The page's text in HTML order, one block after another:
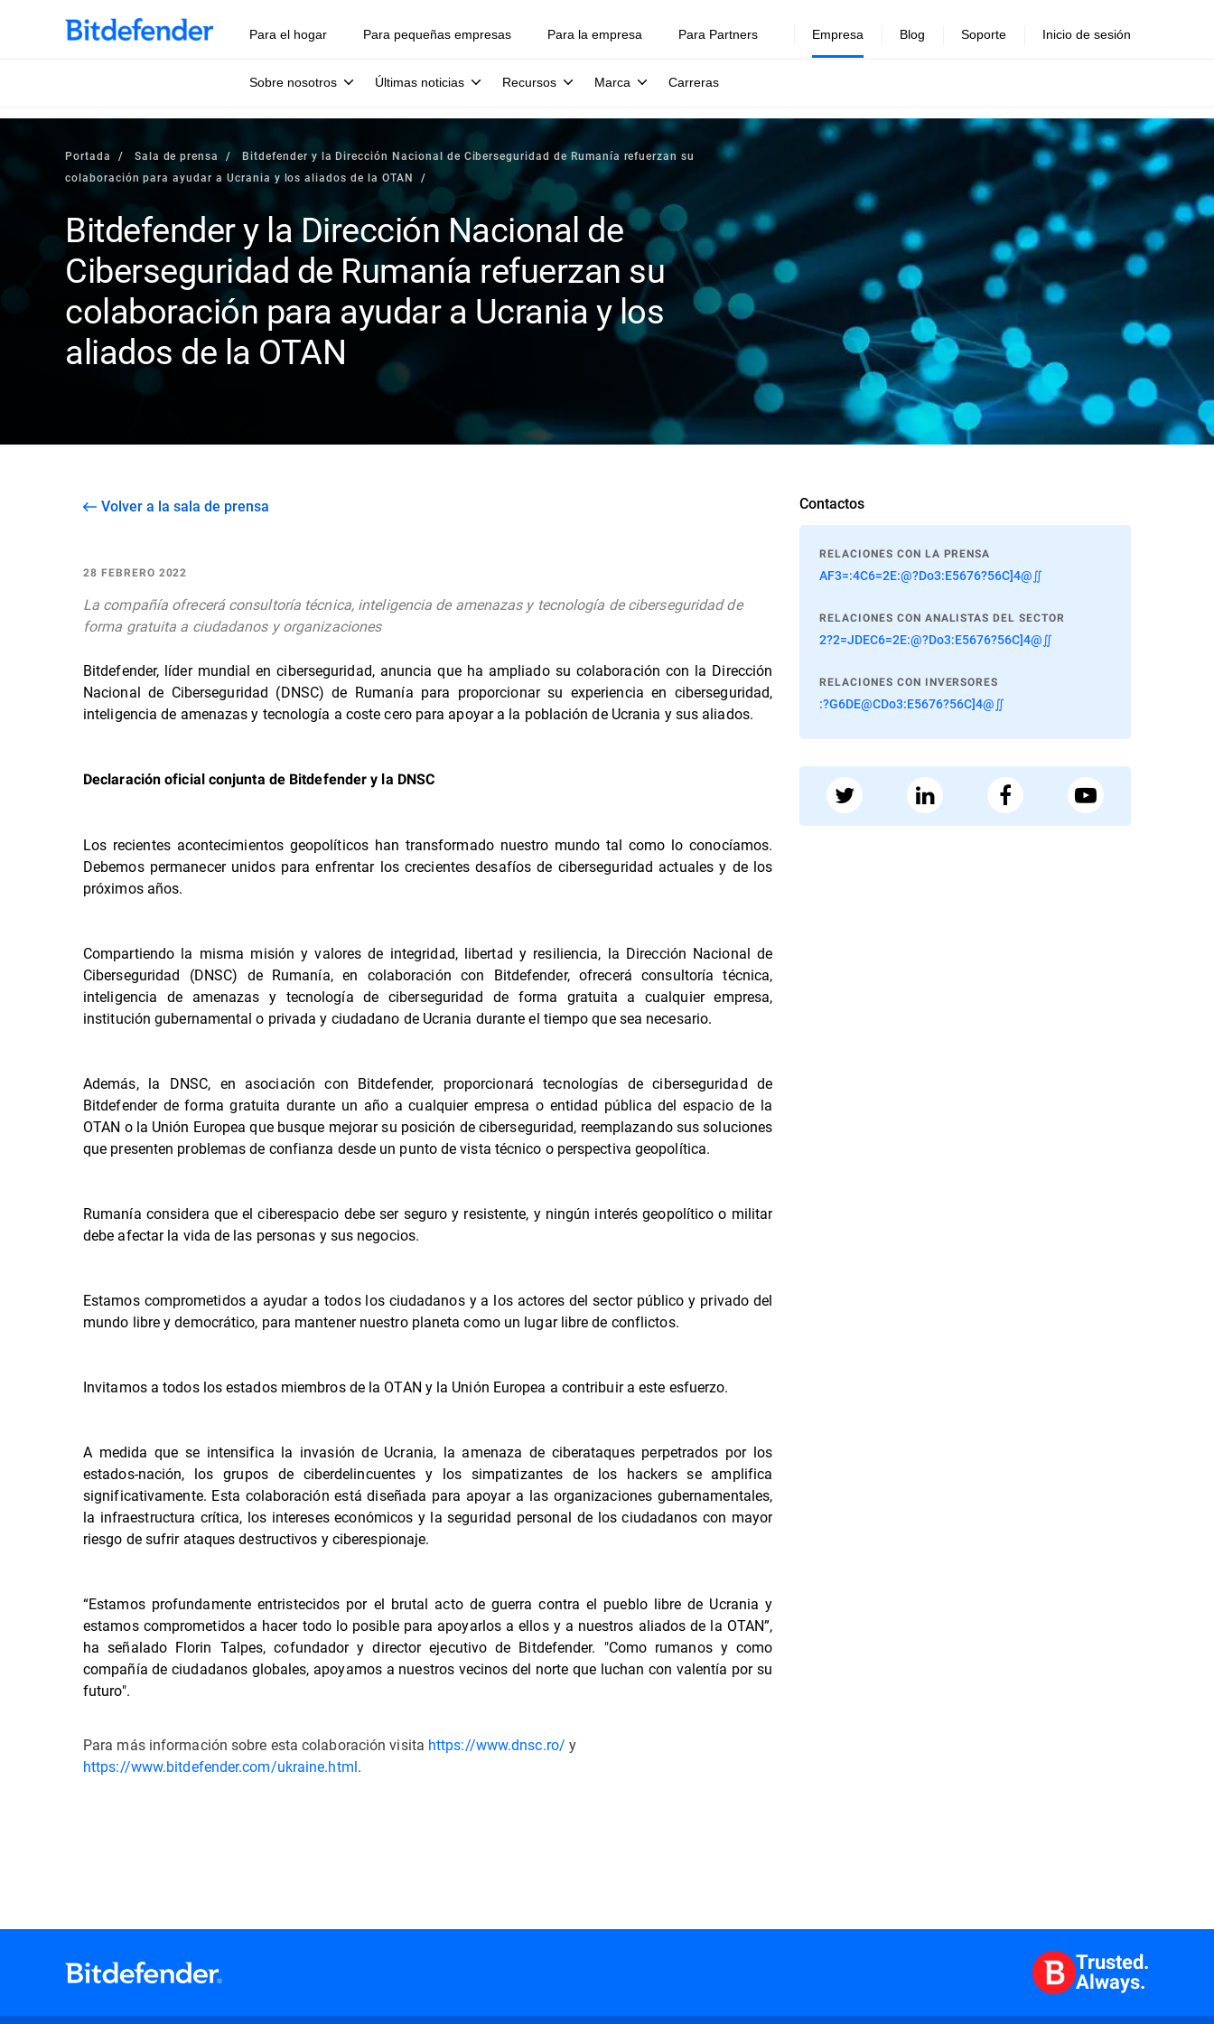
Para el hogar Para pequeñas empresas Para la empresa Para Partners Empresa
Sobre nosotros Últimas noticias Recursos Marca Carreras
Blog Soporte Inicio de sesión
Portada Sala de prensa
Bitdefender y la Dirección Nacional de Ciberseguridad de Rumanía refuerzan su
colaboración para ayudar a Ucrania y los aliados de la OTAN
Bitdefender y la Dirección Nacional de
Ciberseguridad de Rumanía refuerzan su
colaboración para ayudar a Ucrania y los
aliados de la OTAN
Volver a la sala de prensa
28 FEBRERO 2022
La compañía ofrecerá consultoría técnica, inteligencia de amenazas y tecnología de ciberseguridad de
forma gratuita a ciudadanos y organizaciones
Bitdefender, líder mundial en ciberseguridad, anuncia que ha ampliado su colaboración con la Dirección
Nacional de Ciberseguridad (DNSC) de Rumanía para proporcionar su experiencia en ciberseguridad,
inteligencia de amenazas y tecnología a coste cero para apoyar a la población de Ucrania y sus aliados.
Declaración oficial conjunta de Bitdefender y la DNSC
Los recientes acontecimientos geopolíticos han transformado nuestro mundo tal como lo conocíamos.
Debemos permanecer unidos para enfrentar los crecientes desafíos de ciberseguridad actuales y de los
próximos años.
Compartiendo la misma misión y valores de integridad, libertad y resiliencia, la Dirección Nacional de
Ciberseguridad (DNSC) de Rumanía, en colaboración con Bitdefender, ofrecerá consultoría técnica,
inteligencia de amenazas y tecnología de ciberseguridad de forma gratuita a cualquier empresa,
institución gubernamental o privada y ciudadano de Ucrania durante el tiempo que sea necesario.
Además, la DNSC, en asociación con Bitdefender, proporcionará tecnologías de ciberseguridad de
Bitdefender de forma gratuita durante un año a cualquier empresa o entidad pública del espacio de la
OTAN o la Unión Europea que busque mejorar su posición de ciberseguridad, reemplazando sus soluciones
que presenten problemas de confianza desde un punto de vista técnico o perspectiva geopolítica.
Rumanía considera que el ciberespacio debe ser seguro y resistente, y ningún interés geopolítico o militar
debe afectar la vida de las personas y sus negocios.
Estamos comprometidos a ayudar a todos los ciudadanos y a los actores del sector público y privado del
mundo libre y democrático, para mantener nuestro planeta como un lugar libre de conflictos.
Invitamos a todos los estados miembros de la OTAN y la Unión Europea a contribuir a este esfuerzo.
A medida que se intensifica la invasión de Ucrania, la amenaza de ciberataques perpetrados por los
estados-nación, los grupos de ciberdelincuentes y los simpatizantes de los hackers se amplifica
significativamente. Esta colaboración está diseñada para apoyar a las organizaciones gubernamentales,
la infraestructura crítica, los intereses económicos y la seguridad personal de los ciudadanos con mayor
riesgo de sufrir ataques destructivos y ciberespionaje.
“Estamos profundamente entristecidos por el brutal acto de guerra contra el pueblo libre de Ucrania y
estamos comprometidos a hacer todo lo posible para apoyarlos a ellos y a nuestros aliados de la OTAN”,
ha señalado Florin Talpes, cofundador y director ejecutivo de Bitdefender. "Como rumanos y como
compañía de ciudadanos globales, apoyamos a nuestros vecinos del norte que luchan con valentía por su
futuro".
Para más información sobre esta colaboración visita https://www.dnsc.ro/ y
https://www.bitdefender.com/ukraine.html.
Contactos
RELACIONES CON LA PRENSA
AF3=:4C6=2E:@?Do3:E5676?56C]4@∬
RELACIONES CON ANALISTAS DEL SECTOR
2?2=JDEC6=2E:@?Do3:E5676?56C]4@∬
RELACIONES CON INVERSORES
:?G6DE@CDo3:E5676?56C]4@∬
Trusted.
Always.